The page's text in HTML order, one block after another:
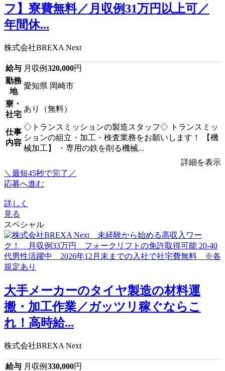
フ】寮費無料／月収例31万円以上可／
年間休...
株式会社BREXA Next
給与 月収例 320,000円
勤務
地
愛知県 岡崎市
寮・
社宅
あり（無料）
仕事
内容
◇トランスミッションの製造スタッフ◇ トランスミッ
ションの組立・加工・検査業務をお願いします！ 【機
械加工】 ・専用の鉄を削る機械...
詳細を表示
＼最短45秒で完了／
応募へ進む
詳しく
見る
スペシャル
大手メーカーのタイヤ製造の材料運
搬・加工作業／ガッツリ稼ぐならこ
れ！高時給...
株式会社BREXA Next
給与 月収例 330,000円